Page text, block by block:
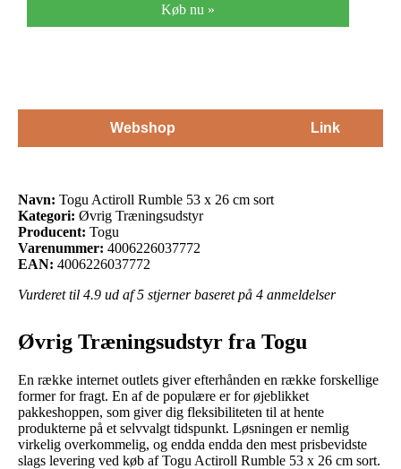
Køb nu »
Webshop Link
Navn: Togu Actiroll Rumble 53 x 26 cm sort
Kategori: Øvrig Træningsudstyr
Producent: Togu
Varenummer: 4006226037772
EAN: 4006226037772
Vurderet til 4.9 ud af 5 stjerner baseret på 4 anmeldelser
Øvrig Træningsudstyr fra Togu
En række internet outlets giver efterhånden en række forskellige
former for fragt. En af de populære er for øjeblikket
pakkeshoppen, som giver dig fleksibiliteten til at hente
produkterne på et selvvalgt tidspunkt. Løsningen er nemlig
virkelig overkommelig, og endda endda den mest prisbevidste
slags levering ved køb af Togu Actiroll Rumble 53 x 26 cm sort.